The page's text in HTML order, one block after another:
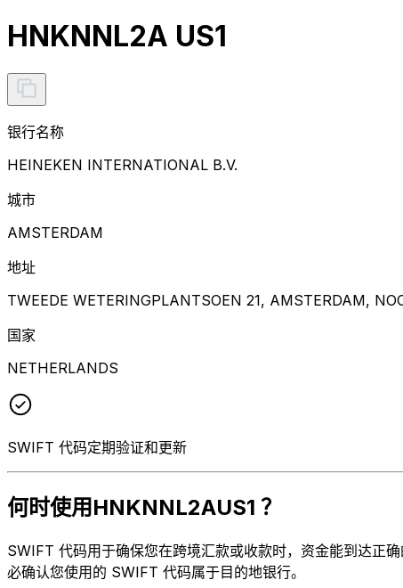
HNKNNL2A US1
银行名称
HEINEKEN INTERNATIONAL B.V.
城市
AMSTERDAM
地址
TWEEDE WETERINGPLANTSOEN 21, AMSTERDAM,
国家
NETHERLANDS
SWIFT 代码定期验证和更新
何时使用HNKNNL2AUS1 ？
SWIFT 代码用于确保您在跨境汇款或收款时，资金能到达正
必确认您使用的 SWIFT 代码属于目的地银行。